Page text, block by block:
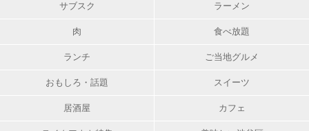
サブスク ラーメン
肉 食べ放題
ランチ ご当地グルメ
おもしろ・話題 スイーツ
居酒屋 カフェ